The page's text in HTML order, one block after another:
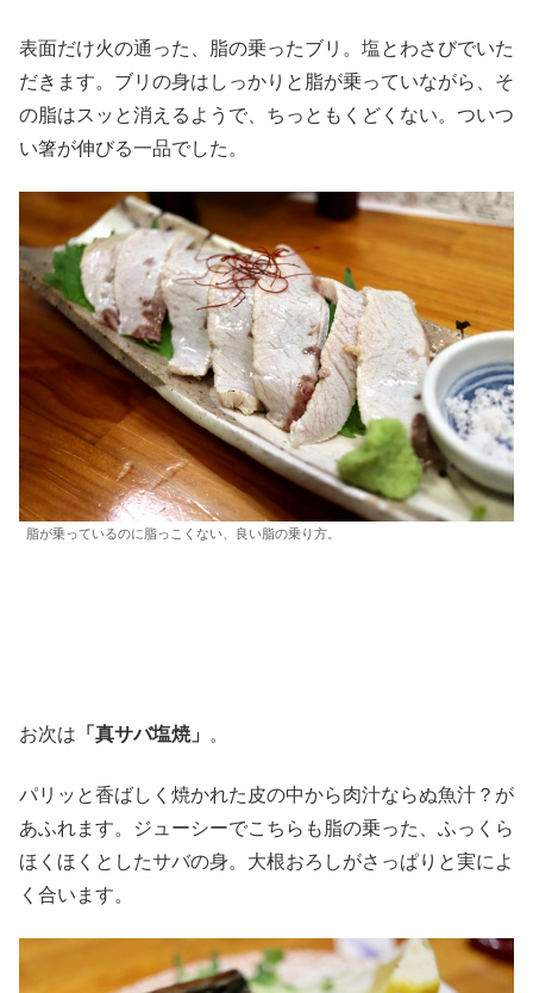
表面だけ火の通った、脂の乗ったブリ。塩とわさびでいた
だきます。ブリの身はしっかりと脂が乗っていながら、そ
の脂はスッと消えるようで、ちっともくどくない。ついつ
い箸が伸びる一品でした。
脂が乗っているのに脂っこくない、良い脂の乗り方。
お次は 「真サバ塩焼」 。
パリッと香ばしく焼かれた皮の中から肉汁ならぬ魚汁？が
あふれます。ジューシーでこちらも脂の乗った、ふっくら
ほくほくとしたサバの身。大根おろしがさっぱりと実によ
く合います。